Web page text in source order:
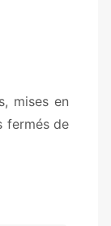
mises en
fermés de